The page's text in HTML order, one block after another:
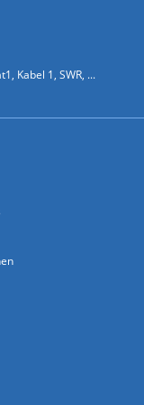
Kabel 1, SWR, ...